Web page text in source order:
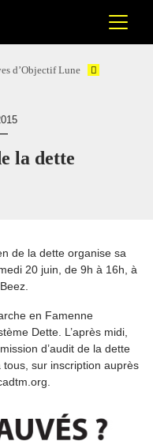
d’Objectif Lune
la dette
de la dette organise sa
20 juin, de 9h à 16h, à
en Famenne
Dette. L’après midi,
d’audit de la dette
sur inscription auprès